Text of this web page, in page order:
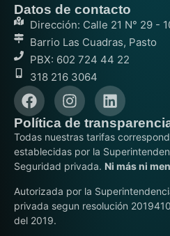
Datos de contacto
Dirección: Calle 21 N° 29 -
Barrio Las Cuadras, Pasto
PBX: 602 724 44 22
318 216 3064
Política de
Todas nuestras tarifas
establecidas por la
Seguridad privada. Ni más ni
Autorizada por la
privada segun resolución
del 2019.